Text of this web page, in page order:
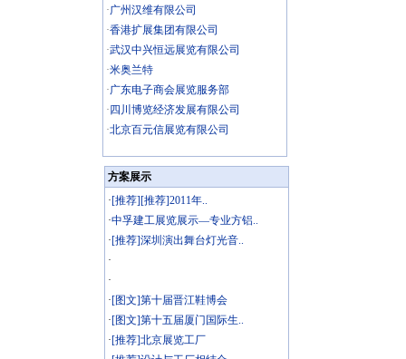
·广州汉维有限公司
·香港扩展集团有限公司
·武汉中兴恒远展览有限公司
·米奥兰特
·广东电子商会展览服务部
· 四川博览经济发展有限公司
·北京百元信展览有限公司
方案展示
·[推荐][推荐]2011年..
·中孚建工展览展示—专业方铝..
·[推荐]深圳演出舞台灯光音..
·
·
·[图文]第十届晋江鞋博会
·[图文]第十五届厦门国际生..
·[推荐]北京展览工厂